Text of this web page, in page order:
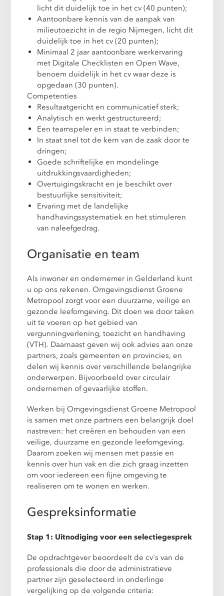
licht dit duidelijk toe in het cv (40 punten);
Aantoonbare kennis van de aanpak van
milieutoezicht in de regio Nijmegen, licht dit
duidelijk toe in het cv (20 punten);
Minimaal 2 jaar aantoonbare werkervaring
met Digitale Checklisten en Open Wave,
benoem duidelijk in het cv waar deze is
opgedaan (30 punten).
Competenties
Resultaatgericht en communicatief sterk;
Analytisch en werkt gestructureerd;
Een teamspeler en in staat te verbinden;
In staat snel tot de kern van de zaak door te
dringen;
Goede schriftelijke en mondelinge
uitdrukkingsvaardigheden;
Overtuigingskracht en je beschikt over
bestuurlijke sensitiviteit;
Ervaring met de landelijke
handhavingssystematiek en het stimuleren
van naleefgedrag.
Organisatie en team
Als inwoner en ondernemer in Gelderland kunt
u op ons rekenen. Omgevingsdienst Groene
Metropool zorgt voor een duurzame, veilige en
gezonde leefomgeving. Dit doen we door taken
uit te voeren op het gebied van
vergunningverlening, toezicht en handhaving
(VTH). Daarnaast geven wij ook advies aan onze
partners, zoals gemeenten en provincies, en
delen wij kennis over verschillende belangrijke
onderwerpen. Bijvoorbeeld over circulair
ondernemen of gevaarlijke stoffen.
Werken bij Omgevingsdienst Groene Metropool
is samen met onze partners een belangrijk doel
nastreven: het creëren en behouden van een
veilige, duurzame en gezonde leefomgeving.
Daarom zoeken wij mensen met passie en
kennis over hun vak en die zich graag inzetten
om voor iedereen een fijne omgeving te
realiseren om te wonen en werken.
Gespreksinformatie
Stap 1: Uitnodiging voor een selectiegesprek
De opdrachtgever beoordeelt de cv's van de
professionals die door de administratieve
partner zijn geselecteerd in onderlinge
vergelijking op de volgende criteria: